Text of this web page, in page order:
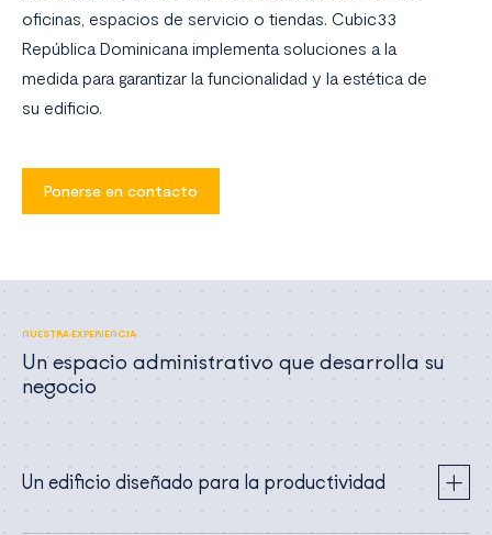
oficinas, espacios de servicio o tiendas. Cubic33
República Dominicana implementa soluciones a la
medida para garantizar la funcionalidad y la estética de
su edificio.
Ponerse en contacto
NUESTRA EXPERIENCIA
Un espacio administrativo que desarrolla su
negocio
Un edificio diseñado para la productividad